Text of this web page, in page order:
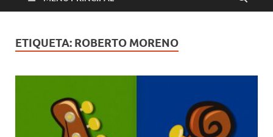
ETIQUETA: ROBERTO MORENO